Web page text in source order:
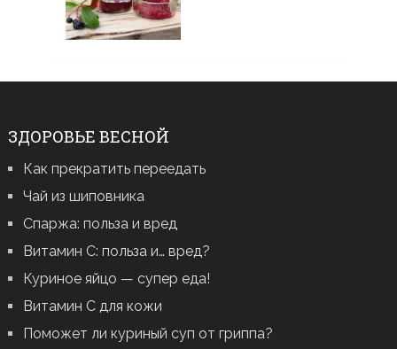
ЗДОРОВЬЕ ВЕСНОЙ
Как прекратить переедать
Чай из шиповника
Спаржа: польза и вред
Витамин С: польза и… вред?
Куриное яйцо — супер еда!
Витамин С для кожи
Поможет ли куриный суп от гриппа?